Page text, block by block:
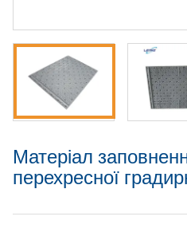
Матеріал
перехресної